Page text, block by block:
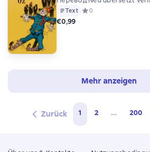
Text Средний рейтинг 0 на
0
€0,99
Mehr anzeigen
Zurück 1 2 ... 200